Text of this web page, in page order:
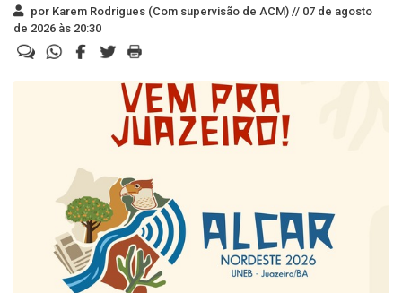
por Karem Rodrigues (Com supervisão de ACM) // 07 de agosto
de 2026 às 20:30